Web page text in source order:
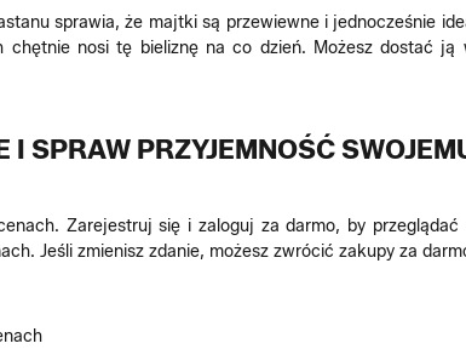
sprawia, że majtki są przewiewne i jednocześnie
nosi tę bieliznę na co dzień. Możesz dostać ją
SPRAW PRZYJEMNOŚĆ
Zarejestruj się i zaloguj za darmo, by
Jeśli zmienisz zdanie, możesz zwrócić zakupy za